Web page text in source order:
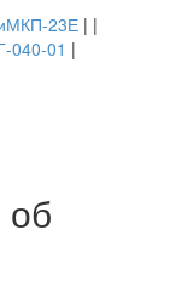
23Е | |
040-01 |